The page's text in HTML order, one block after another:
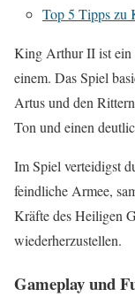
Top 5 Tipps zu
King Arthur II ist ein
einem. Das Spiel
Artus und den
Ton und einen
Im Spiel verteidigst
feindliche Armee,
Kräfte des Heiligen
wiederherzustellen.
Gameplay und